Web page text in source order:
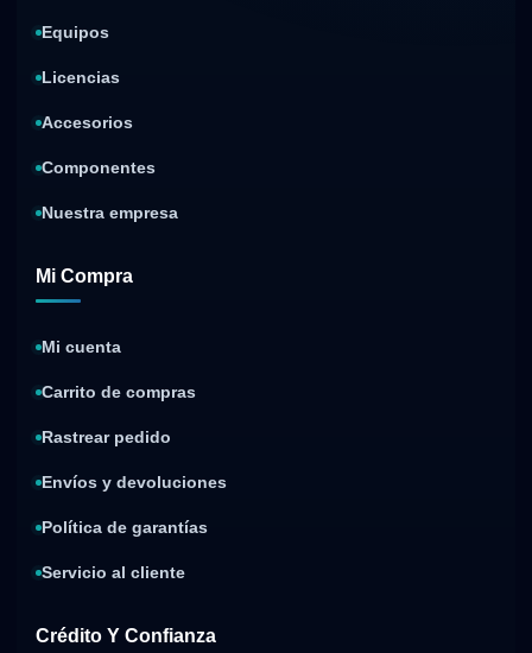
Equipos
Licencias
Accesorios
Componentes
Nuestra empresa
Mi Compra
Mi cuenta
Carrito de compras
Rastrear pedido
Envíos y devoluciones
Política de garantías
Servicio al cliente
Crédito Y Confianza